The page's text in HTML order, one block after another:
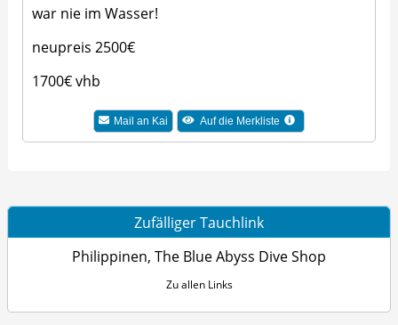
war nie im Wasser!
neupreis 2500€
1700€ vhb
Mail an Kai Auf die Merkliste
Zufälliger Tauchlink
Philippinen, The Blue Abyss Dive Shop
Zu allen Links